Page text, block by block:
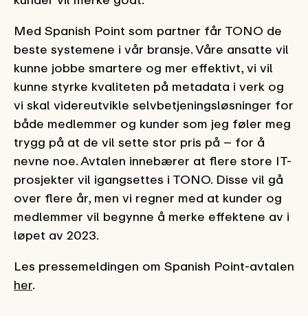
Med Spanish Point som partner får TONO de
beste systemene i vår bransje. Våre ansatte vil
kunne jobbe smartere og mer effektivt, vi vil
kunne styrke kvaliteten på metadata i verk og
vi skal videreutvikle selvbetjeningsløsninger for
både medlemmer og kunder som jeg føler meg
trygg på at de vil sette stor pris på – for å
nevne noe. Avtalen innebærer at flere store IT-
prosjekter vil igangsettes i TONO. Disse vil gå
over flere år, men vi regner med at kunder og
medlemmer vil begynne å merke effektene av i
løpet av 2023.
Les pressemeldingen om Spanish Point-avtalen
her.